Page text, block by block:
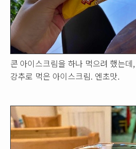
콘 아이스크림을 하나 먹으려 했는
강추로 먹은 아이스크림. 엔초맛.